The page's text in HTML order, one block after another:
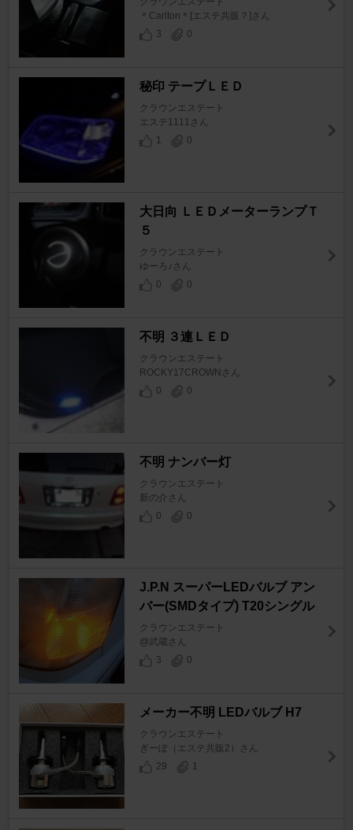
＊Carlton＊[エステ共販？]さん
3
0
秘印 テープＬＥＤ
クラウンエステート
エステ1111さん
1
0
大日向 ＬＥＤメーターランプＴ
５
クラウンエステート
ゆーろ♪さん
0
0
不明 ３連ＬＥＤ
クラウンエステート
ROCKY17CROWNさん
0
0
不明 ナンバー灯
クラウンエステート
新の介さん
0
0
J.P.N スーパーLEDバルブ アン
バー(SMDタイプ) T20シングル
クラウンエステート
@武蔵さん
3
0
メーカー不明 LEDバルブ H7
クラウンエステート
ぎーぽ（エステ共販2）さん
29
1